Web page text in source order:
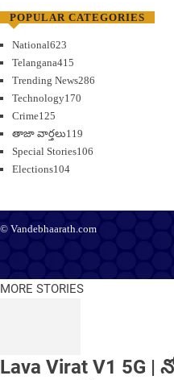
POPULAR CATEGORIES
National623
Telangana415
Trending News286
Technology170
Crime125
తాజా వార్తలు119
Special Stories106
Elections104
© Vandebhaarath.com
MORE STORIES
Lava Virat V1 5G